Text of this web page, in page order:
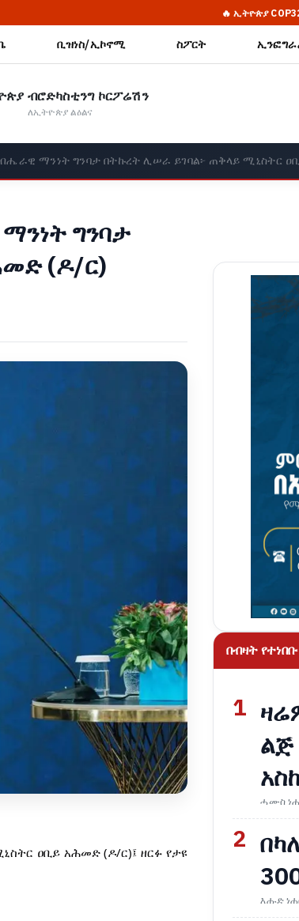
🔥 ኢትዮጵያ COP32ን ማዘጋጀቷ
ቢዝነስ/ኢኮኖሚ ስፖርት
ብሮድካስቲንግ ኮርፖሬሽን
ለኢትዮጵያ ልዕልና
ማንነት ግንባታ በትኩረት ሊሠራ ይገባል፦ ጠቅላይ ሚኒስትር
ግንባታ
(ዶ/ር)
ዐቢይ አሕመድ (ዶ/ር)፤ ዘርፉ የታዩ
በብዛት የተነበቡ
1
ሓሙስ
2
እሑድ